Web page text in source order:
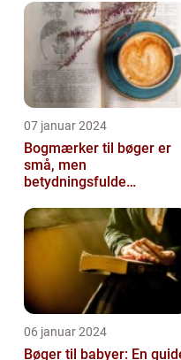
forældre a...
07 januar 2024
Bogmærker til bøger er
små, men
betydningsfulde
læsere med at holde styr
på d...
06 januar 2024
Bøger til babyer: En